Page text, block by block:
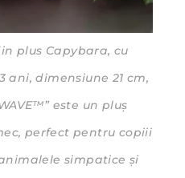
plus Capybara, cu
ani, dimensiune 21 cm,
este un pluș
perfect pentru copiii
simpatice și